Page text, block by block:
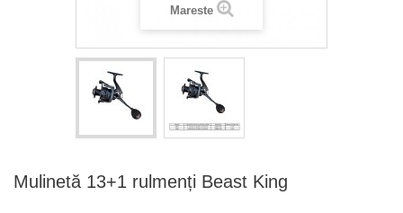
Mareste
Mulinetă 13+1 rulmenți Beast King